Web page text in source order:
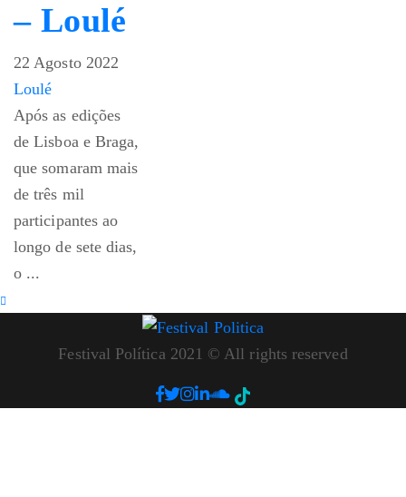
– Loulé
22 Agosto 2022
Loulé
Após as edições
de Lisboa e Braga,
que somaram mais
de três mil
participantes ao
longo de sete dias,
o ...
Festival Política 2021 © All rights reserved